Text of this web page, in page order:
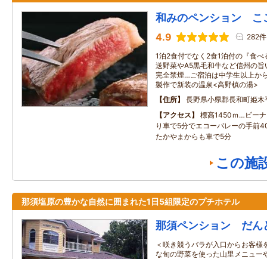
和みのペンション こ
4.9 282件
1泊2食付でなく2食1泊付の『食
送野菜やA5黒毛和牛など信州の
完全禁煙…ご宿泊は中学生以上か
製作で新装の温泉<高野槙の湯>
住所
長野県小県郡長和町姫木
アクセス
標高1450ｍ…ビー
り車で5分でエコーバレーの手前
たかやまからも車で5分
この施
那須塩原の豊かな自然に囲まれた1日5組限定のプチホテル
那須ペンション だん
＜咲き競うバラが入口からお客様
な旬の野菜を使った山里メニュー